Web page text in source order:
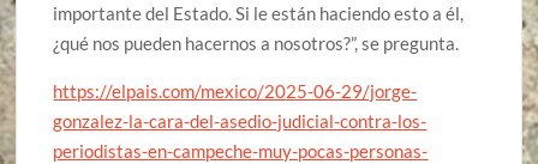
importante del Estado. Si le están haciendo esto a él,
¿qué nos pueden hacernos a nosotros?”, se pregunta.
https://elpais.com/mexico/2025-06-29/jorge-
gonzalez-la-cara-del-asedio-judicial-contra-los-
periodistas-en-campeche-muy-pocas-personas-